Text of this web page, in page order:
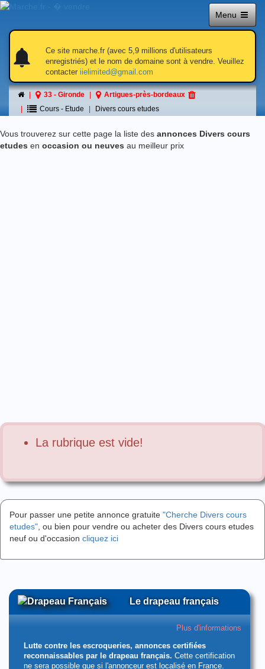
Menu
notifications
notifications
Ce site marche.fr (avec 5,9 millions d'utilisateurs
enregistriés) et le nom de domaine sont à vendre. Veuillez
contacter iielimited@gmail.com
33 - Gironde
Artigues-près-bordeaux
Cours - Etude
Divers cours etudes
Divers cours etudes
á Artigues-près-bordeaux
Vous trouverez sur cette page la liste des annonces Divers cours
etudes en occasion ou neuves au meilleur prix
La rubrique est vide!
Pour passer une petite annonce gratuite "Cherche Divers cours
etudes" , ou bien pour vendre ou acheter des Divers cours etudes
neuf ou d'occasion cliquez ici
Le drapeau français
Plus d'informations
Lutte contre les escroqueries, annonces certifiées
reconnaissables par le drapeau français. Cette certification
ne sera possible que si l'annonceur est localisé en France.